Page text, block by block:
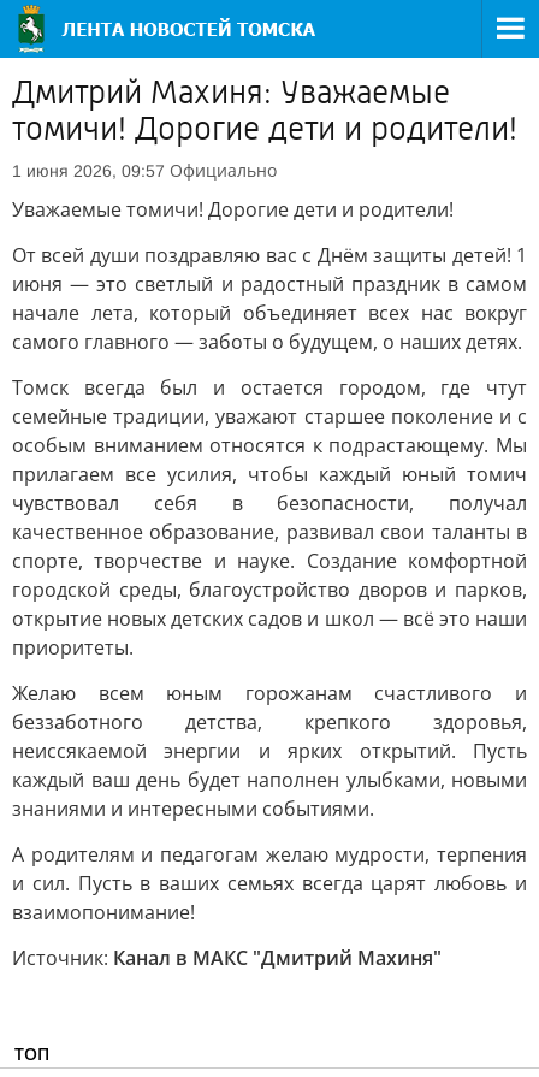
Дмитрий Махиня: Уважаемые
томичи! Дорогие дети и родители!
1 июня 2026, 09:57 Официально
Уважаемые томичи! Дорогие дети и родители!
От всей души поздравляю вас с Днём защиты детей! 1
июня — это светлый и радостный праздник в самом
начале лета, который объединяет всех нас вокруг
самого главного — заботы о будущем, о наших детях.
Томск всегда был и остается городом, где чтут
семейные традиции, уважают старшее поколение и с
особым вниманием относятся к подрастающему. Мы
прилагаем все усилия, чтобы каждый юный томич
чувствовал себя в безопасности, получал
качественное образование, развивал свои таланты в
спорте, творчестве и науке. Создание комфортной
городской среды, благоустройство дворов и парков,
открытие новых детских садов и школ — всё это наши
приоритеты.
Желаю всем юным горожанам счастливого и
беззаботного детства, крепкого здоровья,
неиссякаемой энергии и ярких открытий. Пусть
каждый ваш день будет наполнен улыбками, новыми
знаниями и интересными событиями.
А родителям и педагогам желаю мудрости, терпения
и сил. Пусть в ваших семьях всегда царят любовь и
взаимопонимание!
Источник: Канал в МАКС "Дмитрий Махиня"
ТОП